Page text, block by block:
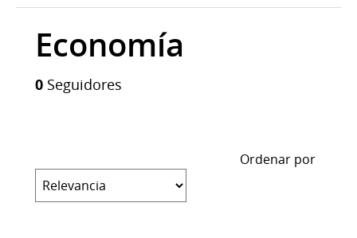
Economía
0 Seguidores
Ordenar por